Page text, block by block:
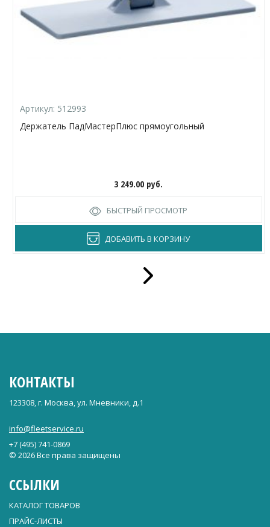
Артикул: 512993
Держатель ПадМастерПлюс прямоугольный
3 249.00 руб.
БЫСТРЫЙ ПРОСМОТР
ДОБАВИТЬ В КОРЗИНУ
КОНТАКТЫ
123308, г. Москва, ул. Мневники, д.1
info@fleetservice.ru
+7 (495) 741-0869
© 2026 Все права защищены
ССЫЛКИ
КАТАЛОГ ТОВАРОВ
ПРАЙС-ЛИСТЫ